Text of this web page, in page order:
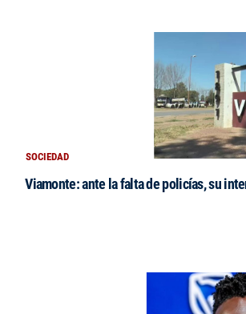
SOCIEDAD
Viamonte: ante la falta de policías, su